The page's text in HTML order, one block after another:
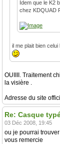
Idem que le K2
chez KDQUAD
il me plait bien
OUIIII. Traitement
la visière .
Adresse du site
Re: Casque
03 Déc 2008, 19:45
ou je pourrai
vous remercie